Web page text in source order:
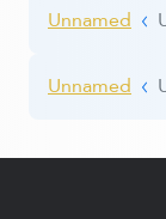
Unnamed
Unnamed